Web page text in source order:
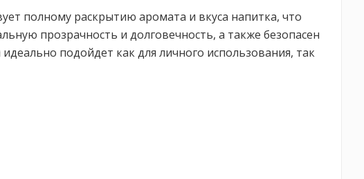
полному раскрытию аромата и вкуса напитка, что
прозрачность и долговечность, а также безопасен
подойдет как для личного использования, так